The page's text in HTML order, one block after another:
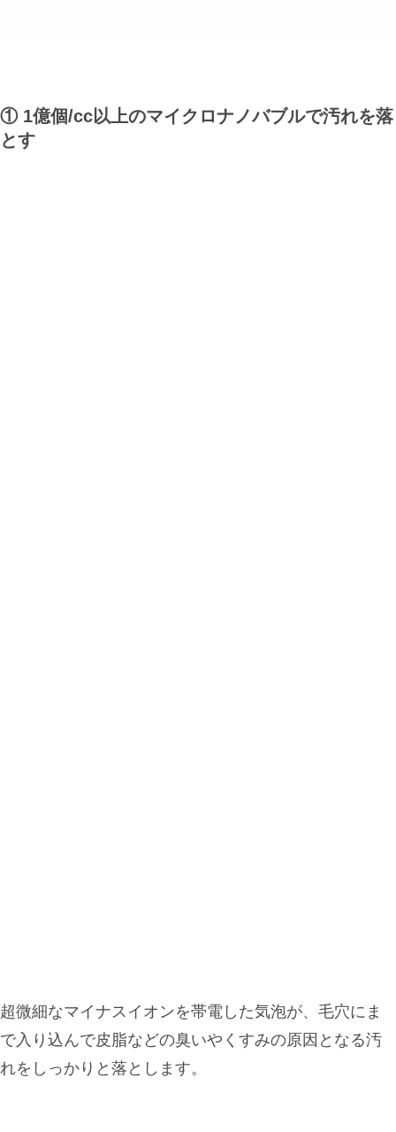
① 1億個/cc以上のマイクロナノバブルで汚れを落
とす
超微細なマイナスイオンを帯電した気泡が、毛穴にま
で入り込んで皮脂などの臭いやくすみの原因となる汚
れをしっかりと落とします。